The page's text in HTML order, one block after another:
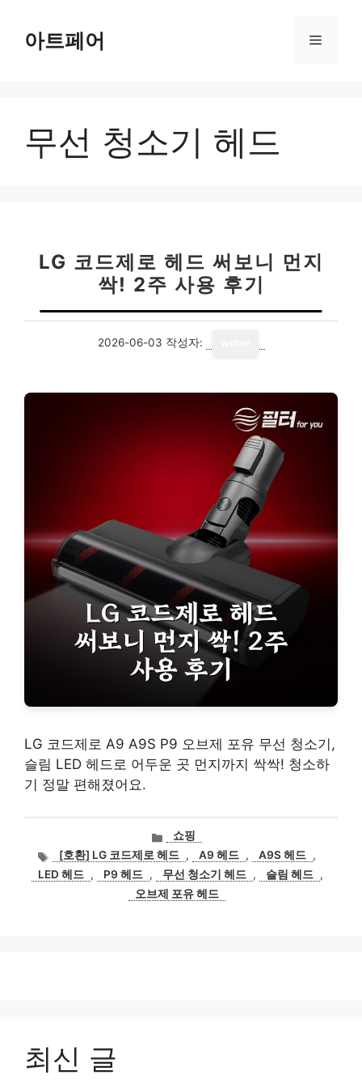
아트페어 메
무선 청소기 헤드
LG 코드제로 헤드 써보니 먼지
싹! 2주 사용 후기
2026-06-03 작성자:
LG 코드제로 A9 A9S P9 오브제 포유 무선 청소기,
슬림 LED 헤드로 어두운 곳 먼지까지 싹싹! 청소하
기 정말 편해졌어요.
카
테
고
리
쇼핑
태
그
[호환] LG 코드제로 헤드 , A9 헤드 , A9S 헤드 ,
LED 헤드 , P9 헤드 , 무선 청소기 헤드 , 슬림 헤드 ,
오브제 포유 헤드
최신 글